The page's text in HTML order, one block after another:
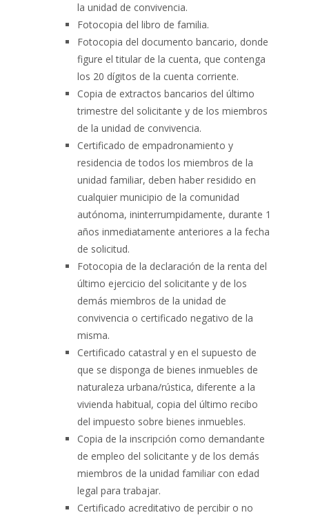
la unidad de convivencia.
Fotocopia del libro de familia.
Fotocopia del documento bancario, donde
figure el titular de la cuenta, que contenga
los 20 dígitos de la cuenta corriente.
Copia de extractos bancarios del último
trimestre del solicitante y de los miembros
de la unidad de convivencia.
Certificado de empadronamiento y
residencia de todos los miembros de la
unidad familiar, deben haber residido en
cualquier municipio de la comunidad
autónoma, ininterrumpidamente, durante 1
años inmediatamente anteriores a la fecha
de solicitud.
Fotocopia de la declaración de la renta del
último ejercicio del solicitante y de los
demás miembros de la unidad de
convivencia o certificado negativo de la
misma.
Certificado catastral y en el supuesto de
que se disponga de bienes inmuebles de
naturaleza urbana/rústica, diferente a la
vivienda habitual, copia del último recibo
del impuesto sobre bienes inmuebles.
Copia de la inscripción como demandante
de empleo del solicitante y de los demás
miembros de la unidad familiar con edad
legal para trabajar.
Certificado acreditativo de percibir o no